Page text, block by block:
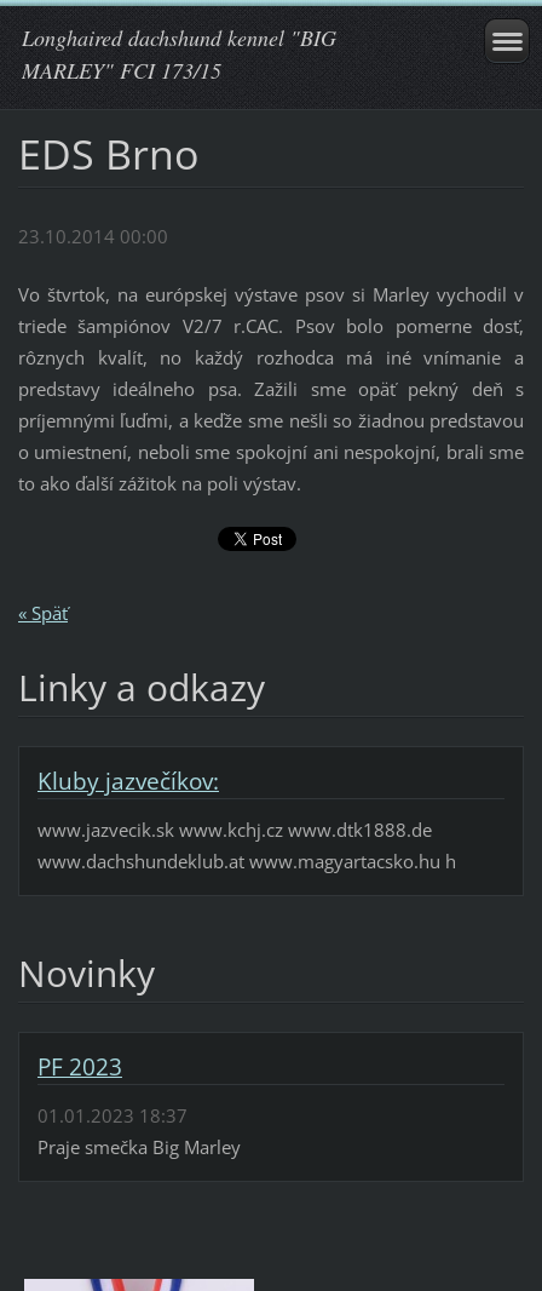
Longhaired dachshund kennel "BIG
MARLEY" FCI 173/15
EDS Brno
23.10.2014 00:00
Vo štvrtok, na európskej výstave psov si Marley vychodil v
triede šampiónov V2/7 r.CAC. Psov bolo pomerne dosť,
rôznych kvalít, no každý rozhodca má iné vnímanie a
predstavy ideálneho psa. Zažili sme opäť pekný deň s
príjemnými ľuďmi, a keďže sme nešli so žiadnou predstavou
o umiestnení, neboli sme spokojní ani nespokojní, brali sme
to ako ďalší zážitok na poli výstav.
« Späť
Linky a odkazy
Kluby jazvečíkov:
www.jazvecik.sk www.kchj.cz www.dtk1888.de
www.dachshundeklub.at www.magyartacsko.hu h
Novinky
PF 2023
01.01.2023 18:37
Praje smečka Big Marley